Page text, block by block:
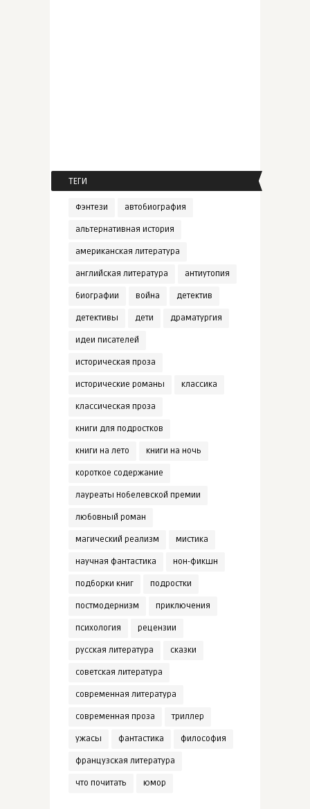
ТЕГИ
Фэнтези автобиография
альтернативная история
американская литература
английская литература антиутопия
биографии война детектив
детективы дети драматургия
идеи писателей
историческая проза
исторические романы классика
классическая проза
книги для подростков
книги на лето книги на ночь
короткое содержание
лауреаты Нобелевской премии
любовный роман
магический реализм мистика
научная фантастика нон-фикшн
подборки книг подростки
постмодернизм приключения
психология рецензии
русская литература сказки
советская литература
современная литература
современная проза триллер
ужасы фантастика философия
французская литература
что почитать юмор